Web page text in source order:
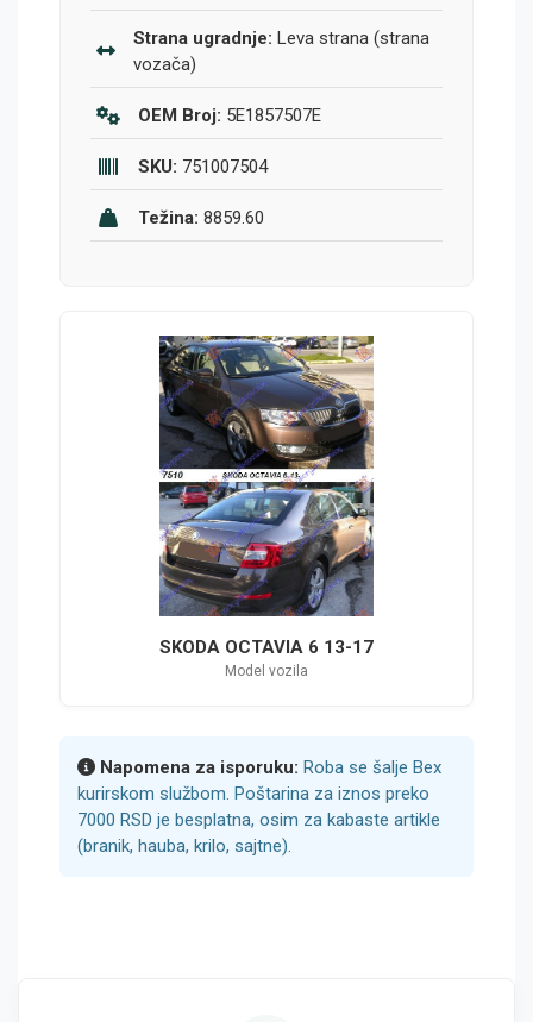
Strana ugradnje: Leva strana (strana
vozača)
OEM Broj: 5E1857507E
SKU: 751007504
Težina: 8859.60
SKODA OCTAVIA 6 13-17
Model vozila
Napomena za isporuku: Roba se šalje Bex
kurirskom službom. Poštarina za iznos preko
7000 RSD je besplatna, osim za kabaste artikle
(branik, hauba, krilo, sajtne).